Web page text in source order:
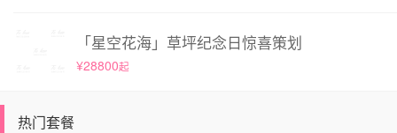
「星空花海」草坪纪念日惊喜策划
¥28800起
热门套餐